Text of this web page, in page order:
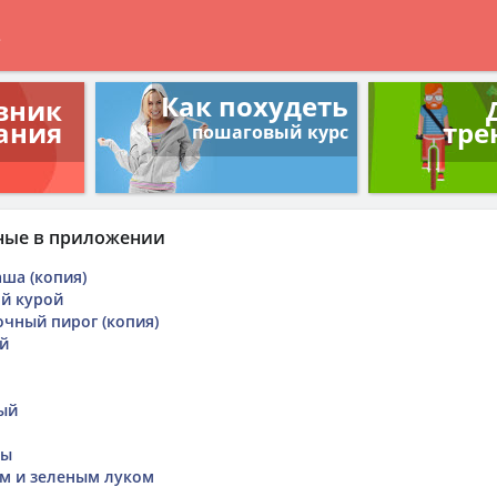
Как похудеть
пошаговый курс
в приложении
(копия)
курой
пирог (копия)
и зеленым луком